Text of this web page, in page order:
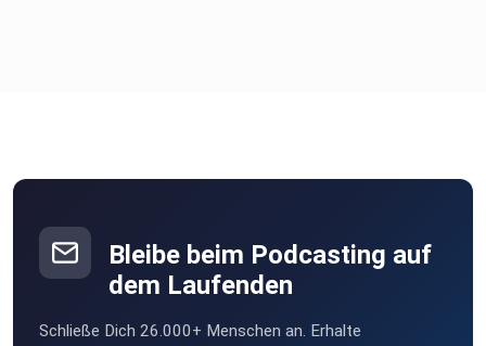
Bleibe beim Podcasting auf
dem Laufenden
Schließe Dich 26.000+ Menschen an. Erhalte